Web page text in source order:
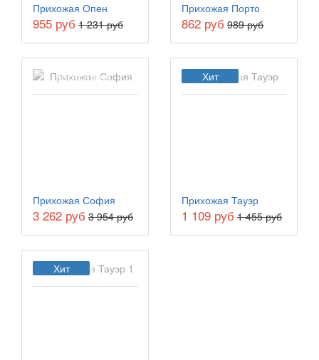
Прихожая Опен
955 руб 1 231 руб
Прихожая Порто
862 руб 989 руб
Бесплатная
доставка
Прихожая София
3 262 руб 3 954 руб
Хит
Прихожая Тауэр
1 109 руб 1 455 руб
Хит